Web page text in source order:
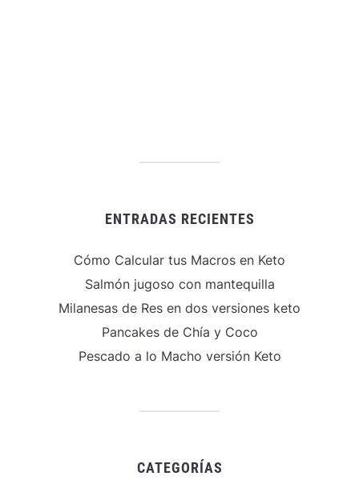
ENTRADAS RECIENTES
Cómo Calcular tus Macros en Keto
Salmón jugoso con mantequilla
Milanesas de Res en dos versiones keto
Pancakes de Chía y Coco
Pescado a lo Macho versión Keto
CATEGORÍAS